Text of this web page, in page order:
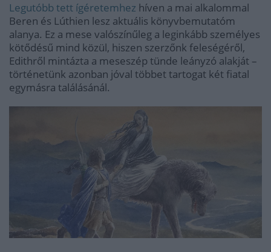
Legutóbb tett ígéretemhez híven a mai alkalommal
Beren és Lúthien lesz aktuális könyvbemutatóm
alanya. Ez a mese valószínűleg a leginkább személyes
kötődésű mind közül, hiszen szerzőnk feleségéről,
Edithről mintázta a meseszép tünde leányzó alakját –
történetünk azonban jóval többet tartogat két fiatal
egymásra találásánál.